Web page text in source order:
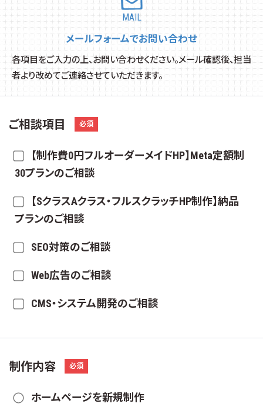
MAIL
メールフォームでお問い合わせ
各項目をご入力の上、お問い合わせください。メール確認後、担当
者より改めてご連絡させていただきます。
ご相談項目 必須
【制作費0円フルオーダーメイドHP】Meta定額制
30プランのご相談
【SクラスAクラス・フルスクラッチHP制作】納品
プランのご相談
SEO対策のご相談
Web広告のご相談
CMS・システム開発のご相談
制作内容 必須
ホームページを新規制作